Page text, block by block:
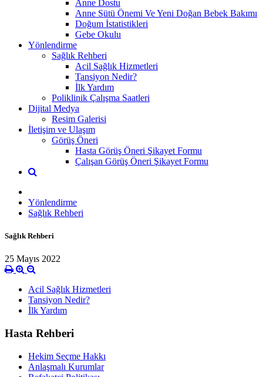
Anne Dostu
Anne Sütü Önemi Ve Yeni Doğan Bebek Bakımı
Doğum İstatistikleri
Gebe Okulu
Yönlendirme
Sağlık Rehberi
Acil Sağlık Hizmetleri
Tansiyon Nedir?
İlk Yardım
Poliklinik Çalışma Saatleri
Dijital Medya
Resim Galerisi
İletişim ve Ulaşım
Görüş Öneri
Hasta Görüş Öneri Şikayet Formu
Çalışan Görüş Öneri Şikayet Formu
Yönlendirme
Sağlık Rehberi
Sağlık Rehberi
25 Mayıs 2022
Acil Sağlık Hizmetleri
Tansiyon Nedir?
İlk Yardım
Hasta Rehberi
Hekim Seçme Hakkı
Anlaşmalı Kurumlar